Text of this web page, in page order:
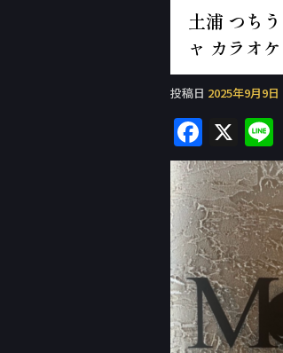
土浦 つち
ャ カラオ
投稿日 2025年9月9日
F
a
c
e
b
o
o
k
X